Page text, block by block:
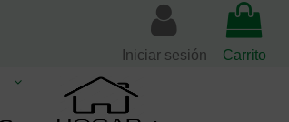
Iniciar sesión Carrito